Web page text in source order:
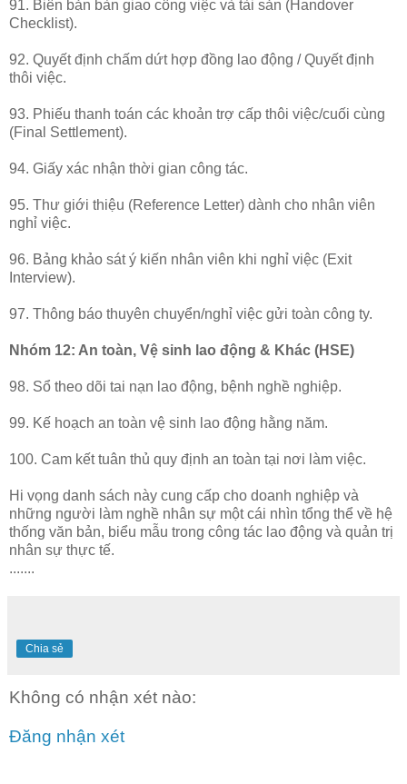
91. Biên bản bàn giao công việc và tài sản (Handover
Checklist).
92. Quyết định chấm dứt hợp đồng lao động / Quyết định
thôi việc.
93. Phiếu thanh toán các khoản trợ cấp thôi việc/cuối cùng
(Final Settlement).
94. Giấy xác nhận thời gian công tác.
95. Thư giới thiệu (Reference Letter) dành cho nhân viên
nghỉ việc.
96. Bảng khảo sát ý kiến nhân viên khi nghỉ việc (Exit
Interview).
97. Thông báo thuyên chuyển/nghỉ việc gửi toàn công ty.
Nhóm 12: An toàn, Vệ sinh lao động & Khác (HSE)
98. Sổ theo dõi tai nạn lao động, bệnh nghề nghiệp.
99. Kế hoạch an toàn vệ sinh lao động hằng năm.
100. Cam kết tuân thủ quy định an toàn tại nơi làm việc.
Hi vọng danh sách này cung cấp cho doanh nghiệp và
những người làm nghề nhân sự một cái nhìn tổng thể về hệ
thống văn bản, biểu mẫu trong công tác lao động và quản trị
nhân sự thực tế.
.......
Chia sẻ
Không có nhận xét nào:
Đăng nhận xét